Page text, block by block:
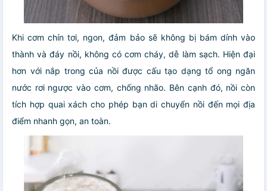
Khi cơm chín tơi, ngon, đảm bảo sẽ không bị bám dính vào
thành và đáy nồi, không có cơm cháy, dễ làm sạch. Hiện đại
hơn với nắp trong của nồi được cấu tạo dạng tổ ong ngăn
nước rơi ngược vào cơm, chống nhão. Bên cạnh đó, nồi còn
tích hợp quai xách cho phép bạn di chuyển nồi đến mọi địa
điểm nhanh gọn, an toàn.